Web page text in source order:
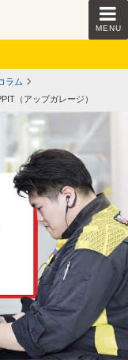
MENU
ラム
（アップガレージ）